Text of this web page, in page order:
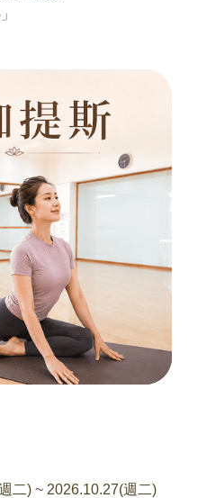
鬆完成
後時光
範
花
師
800元
剪刀(若無，一般剪刀亦
準，恕不指定)：主花、
、鐵絲、竹籤
二) ~ 2026.10.27(週二)